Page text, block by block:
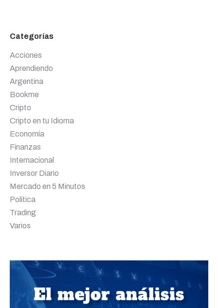
Categorías
Acciones
Aprendiendo
Argentina
Bookme
Cripto
Cripto en tu Idioma
Economía
Finanzas
Internacional
Inversor Diario
Mercado en 5 Minutos
Política
Trading
Varios